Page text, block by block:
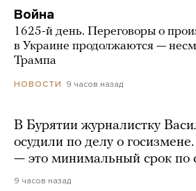
Война
1625-й день. Переговоры о
в Украине продолжаются —
Трампа
НОВОСТИ 9 часов назад
В Бурятии журналистку
осудили по делу о
— это минимальный срок по
9 часов назад